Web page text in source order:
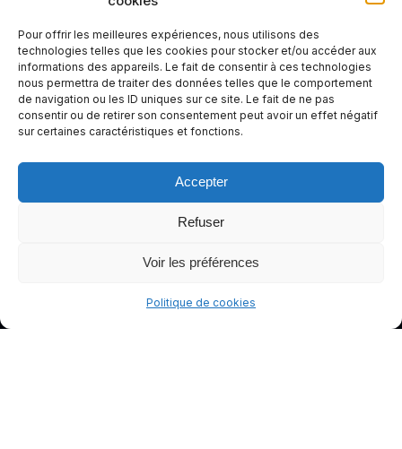
Pour offrir les meilleures expériences, nous utilisons des
technologies telles que les cookies pour stocker et/ou accéder aux
informations des appareils. Le fait de consentir à ces technologies
nous permettra de traiter des données telles que le comportement
de navigation ou les ID uniques sur ce site. Le fait de ne pas
consentir ou de retirer son consentement peut avoir un effet négatif
sur certaines caractéristiques et fonctions.
Accepter
Refuser
Voir les préférences
Politique de cookies
e de
conduite
plus sûre
et plus
agréable.